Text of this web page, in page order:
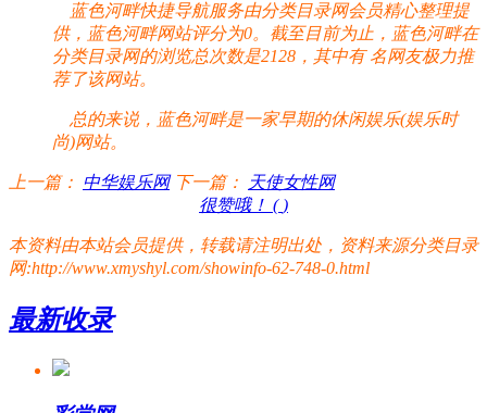
蓝色河畔快捷导航服务由分类目录网会员精心整理提
供，蓝色河畔网站评分为0。截至目前为止，蓝色河畔在
分类目录网的浏览总次数是2128，其中有名网友极力推
荐了该网站。
总的来说，蓝色河畔是一家早期的休闲娱乐(娱乐时
尚)网站。
上一篇： 中华娱乐网 下一篇：
天使女性网
很赞哦！ ( )
本资料由本站会员提供，转载请注明出处，资料来源分类目录
网:http://www.xmyshyl.com/showinfo-62-748-0.html
最新收录